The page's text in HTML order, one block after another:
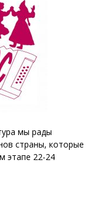
мы рады
страны, которые
этапе 22-24